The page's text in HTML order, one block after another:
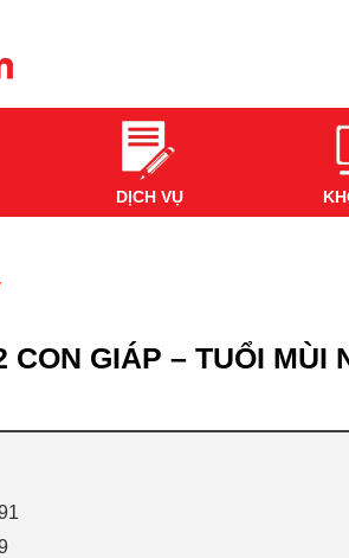
DỊCH VỤ
GIÁP – TUỔI MÙI